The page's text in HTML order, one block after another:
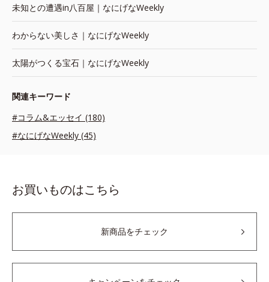
未知との遭遇in八百屋｜なにげなWeekly
わからない美しさ｜なにげなWeekly
太陽がつくる宝石｜なにげなWeekly
関連キーワード
#コラム&エッセイ (180)
#なにげなWeekly (45)
お買いものはこちら
新商品をチェック